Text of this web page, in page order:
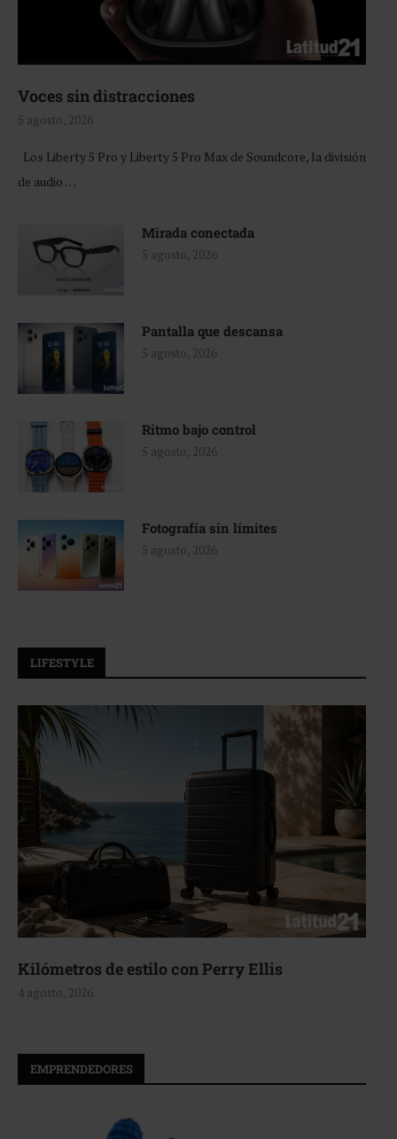
Voces sin distracciones
5 agosto, 2026
Los Liberty 5 Pro y Liberty 5 Pro Max de Soundcore, la división
de audio …
Mirada conectada
5 agosto, 2026
Pantalla que descansa
5 agosto, 2026
Ritmo bajo control
5 agosto, 2026
Fotografía sin límites
5 agosto, 2026
LIFESTYLE
Kilómetros de estilo con Perry Ellis
4 agosto, 2026
EMPRENDEDORES